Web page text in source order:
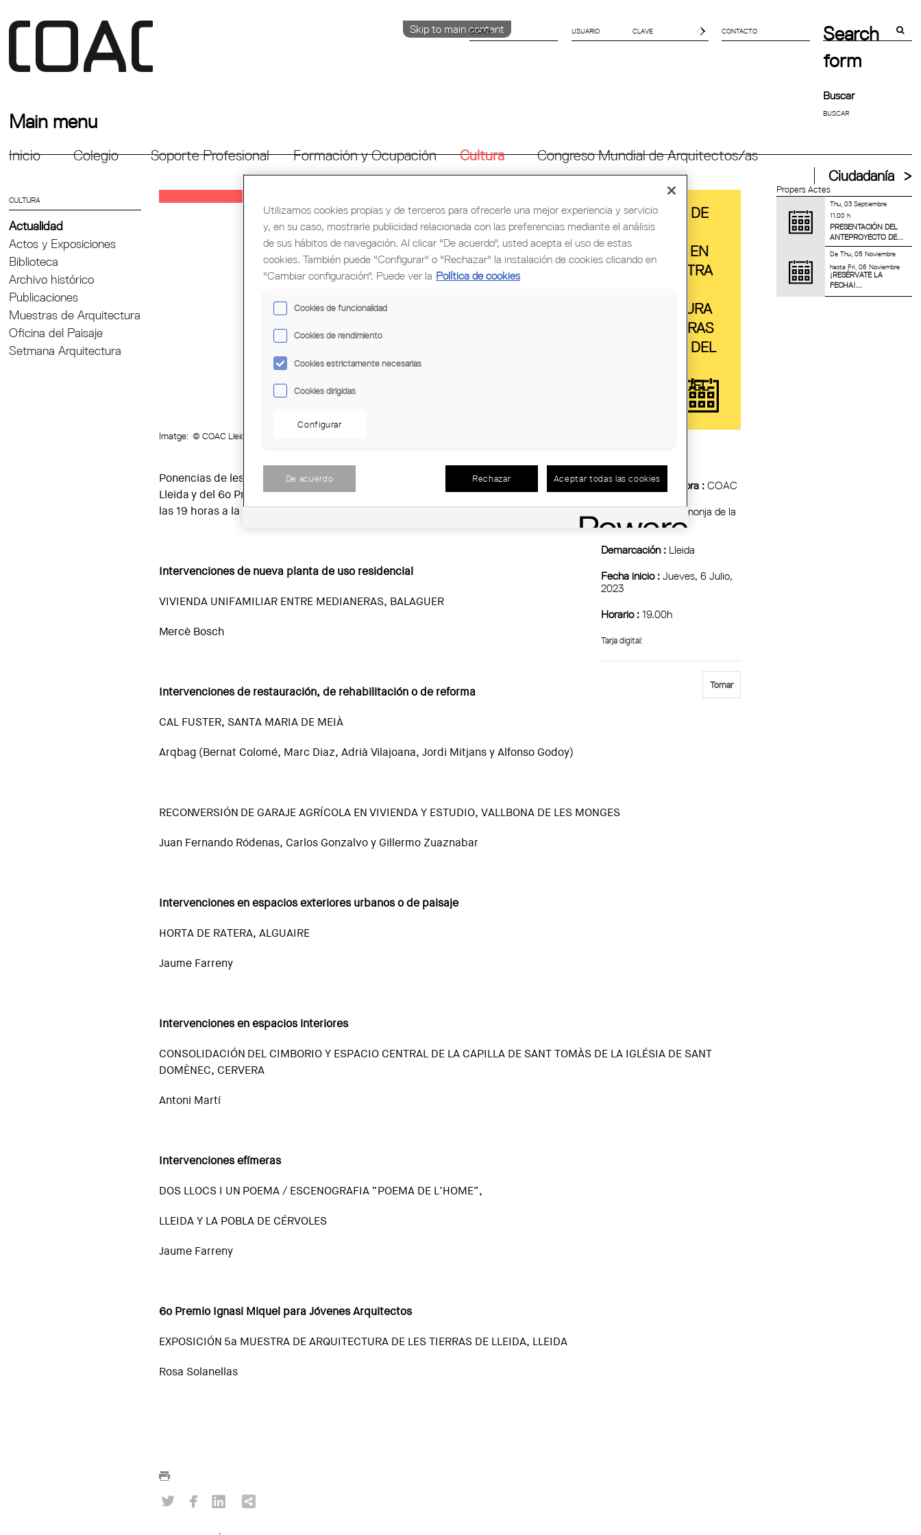
Skip to main content
IDIOMA CONTACTO
Search
form
Buscar
Main menu
Inicio Colegio Soporte Profesional Formación y Ocupación Cultura
Congreso Mundial de Arquitectos/as
Ciudadanía
Propers Actes
Thu, 03 Septiembre
11.00 h
PRESENTACIÓN DEL
ANTEPROYECTO DE...
DeThu, 05 Noviembre
hastaFri, 06 Noviembre
¡RESÉRVATE LA
FECHA!...
CULTURA
Actualidad
Actos y Exposiciones
Biblioteca
Archivo histórico
Publicaciones
Muestras de Arquitectura
Oficina del Paisaje
Setmana Arquitectura
PONENCIAS DE
LAS OBRAS
PREMIADAS EN
LA 6ª MUESTRA
ARQUITECTURA
DE LAS TIERRAS
DE LLEIDA Y DEL
IGNASI MIQUEL
Imatge: © COAC Lleida
Entidad Organizadora :COAC
Sitio :Sala de la Canonja de la
Seu Vella de Lleida
Demarcación : Lleida
Fecha inicio :Jueves, 6 Julio,
2023
Horario :19.00h
Tarja digital:
Tornar
Ponencias de les obras premiadas de la 6a Muestra de Arquitectura de las Tierras de
Lleida y del 6o Premio Ignasi Miquel, per parte de los autores, el jueves 6 de julio a
las 19 horas a la Sala de la Canonja de la Seu Vella de Lleida.
Intervenciones de nueva planta de uso residencial
VIVIENDA UNIFAMILIAR ENTRE MEDIANERAS, BALAGUER
Mercè Bosch
Intervenciones de restauración, de rehabilitación o de reforma
CAL FUSTER, SANTA MARIA DE MEIÀ
Arqbag (Bernat Colomé, Marc Diaz, Adrià Vilajoana, Jordi Mitjans y Alfonso Godoy)
RECONVERSIÓN DE GARAJE AGRÍCOLA EN VIVIENDA Y ESTUDIO, VALLBONA DE LES MONGES
Juan Fernando Ródenas, Carlos Gonzalvo y Gillermo Zuaznabar
Intervenciones en espacios exteriores urbanos o de paisaje
HORTA DE RATERA, ALGUAIRE
Jaume Farreny
Intervenciones en espacios interiores
CONSOLIDACIÓN DEL CIMBORIO Y ESPACIO CENTRAL DE LA CAPILLA DE SANT TOMÀS DE LA IGLÉSIA DE SANT
DOMÈNEC, CERVERA
Antoni Martí
Intervenciones efímeras
DOS LLOCS I UN POEMA / ESCENOGRAFIA “POEMA DE L’HOME”,
LLEIDA Y LA POBLA DE CÉRVOLES
Jaume Farreny
6o Premio Ignasi Miquel para Jóvenes Arquitectos
EXPOSICIÓN 5a MUESTRA DE ARQUITECTURA DE LES TIERRAS DE LLEIDA, LLEIDA
Rosa Solanellas
Utilizamos cookies propias y de terceros para ofrecerle una mejor experiencia y servicio
y, en su caso, mostrarle publicidad relacionada con las preferencias mediante el análisis
de sus hábitos de navegación. Al clicar "De acuerdo", usted acepta el uso de estas
cookies. También puede "Configurar" o "Rechazar" la instalación de cookies clicando en
"Cambiar configuración". Puede ver la Política de cookies
Cookies de funcionalidad
Cookies de rendimiento
Cookies estrictamente necesarias
Cookies dirigidas
Configurar
De acuerdo Rechazar Aceptar todas las cookies